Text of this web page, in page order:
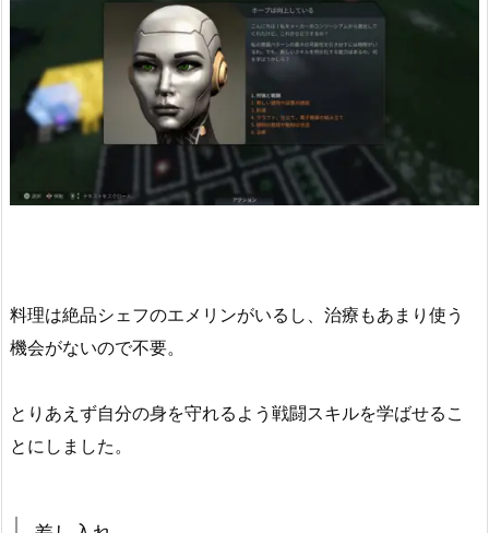
料理は絶品シェフのエメリンがいるし、治療もあまり使う
機会がないので不要。
とりあえず自分の身を守れるよう戦闘スキルを学ばせるこ
とにしました。